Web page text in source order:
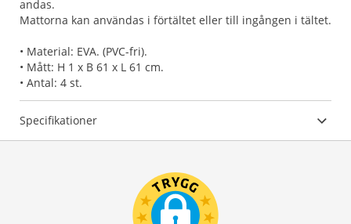
andas.
Mattorna kan användas i förtältet eller till ingången i tältet.
• Material: EVA. (PVC-fri).
• Mått: H 1 x B 61 x L 61 cm.
• Antal: 4 st.
Specifikationer